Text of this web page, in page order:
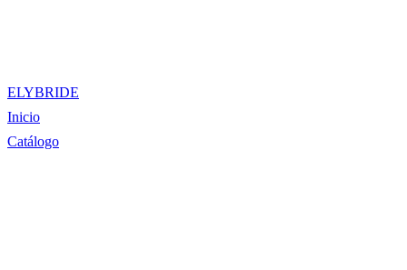
ELYBRIDE
Inicio
Catálogo